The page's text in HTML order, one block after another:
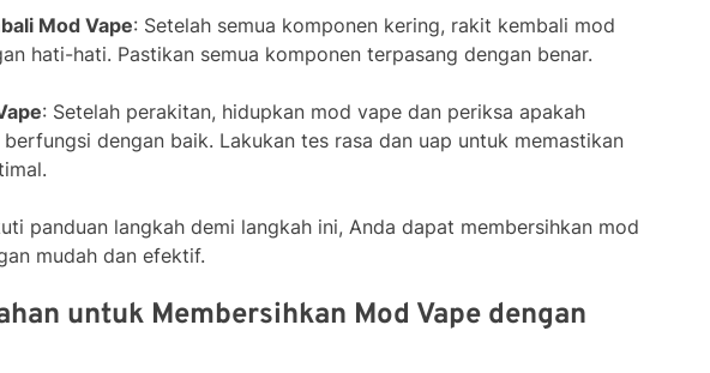
Mod Vape: Setelah semua komponen kering, rakit kembali mod
hati-hati. Pastikan semua komponen terpasang dengan benar.
: Setelah perakitan, hidupkan mod vape dan periksa apakah
berfungsi dengan baik. Lakukan tes rasa dan uap untuk memastikan
panduan langkah demi langkah ini, Anda dapat membersihkan mod
mudah dan efektif.
untuk Membersihkan Mod Vape dengan